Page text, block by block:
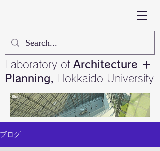
Laboratory of Architecture ＋
Planning, Hokkaido University
ブログ